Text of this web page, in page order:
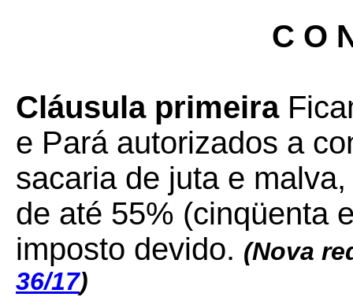
C O
Cláusula primeira
e Pará autorizados a
sacaria de juta e
de até 55% (cinqüenta
imposto devido. (Nova
36/17)